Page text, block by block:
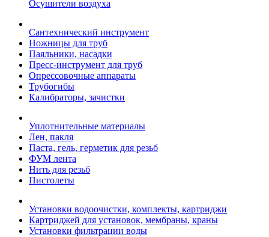
Осушители воздуха
Сантехнический инструмент
Ножницы для труб
Паяльники, насадки
Пресс-инструмент для труб
Опрессовочные аппараты
Трубогибы
Калибраторы, зачистки
Уплотнительные материалы
Лен, пакля
Паста, гель, герметик для резьб
ФУМ лента
Нить для резьб
Пистолеты
Установки водоочистки, комплекты, картриджи
Картриджей для установок, мембраны, краны
Установки фильтрации воды